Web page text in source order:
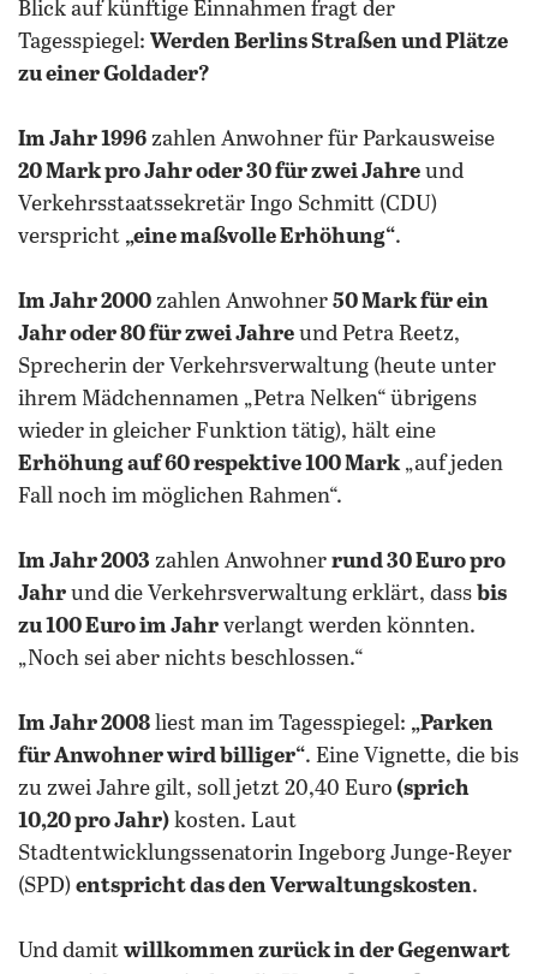
Blick auf künftige Einnahmen fragt der
Tagesspiegel: Werden Berlins Straßen und Plätze
zu einer Goldader?
Im Jahr 1996 zahlen Anwohner für Parkausweise
20 Mark pro Jahr oder 30 für zwei Jahre und
Verkehrsstaatssekretär Ingo Schmitt (CDU)
verspricht „eine maßvolle Erhöhung“.
Im Jahr 2000 zahlen Anwohner 50 Mark für ein
Jahr oder 80 für zwei Jahre und Petra Reetz,
Sprecherin der Verkehrsverwaltung (heute unter
ihrem Mädchennamen „Petra Nelken“ übrigens
wieder in gleicher Funktion tätig), hält eine
Erhöhung auf 60 respektive 100 Mark„auf jeden
Fall noch im möglichen Rahmen“.
Im Jahr 2003 zahlen Anwohner rund 30 Euro pro
Jahr und die Verkehrsverwaltung erklärt, dass bis
zu 100 Euro im Jahr verlangt werden könnten.
„Noch sei aber nichts beschlossen.“
Im Jahr 2008 liest man im Tagesspiegel: „Parken
für Anwohner wird billiger“. Eine Vignette, die bis
zu zwei Jahre gilt, soll jetzt 20,40 Euro (sprich
10,20 pro Jahr) kosten. Laut
Stadtentwicklungssenatorin Ingeborg Junge-Reyer
(SPD) entspricht das den Verwaltungskosten.
Und damit willkommen zurück in der Gegenwart